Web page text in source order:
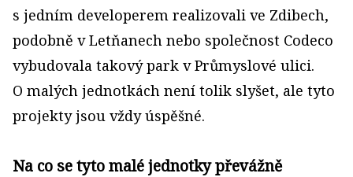
s jedním developerem realizovali ve Zdibech,
podobně v Letňanech nebo společnost Codeco
vybudovala takový park v Průmyslové ulici.
O malých jednotkách není tolik slyšet, ale tyto
projekty jsou vždy úspěšné.
Na co se tyto malé jednotky převážně